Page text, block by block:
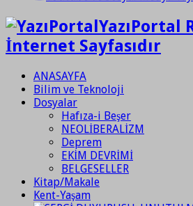
YazıPortal
İnternet Sayfasıdır
ANASAYFA
Bilim ve Teknoloji
Dosyalar
Hafıza-i Beşer
NEOLİBERALİZM
Deprem
EKİM DEVRİMİ
BELGESELLER
Kitap/Makale
Kent-Yaşam